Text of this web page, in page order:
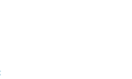
„Faszination
Warum wir auch
nicht weggucken